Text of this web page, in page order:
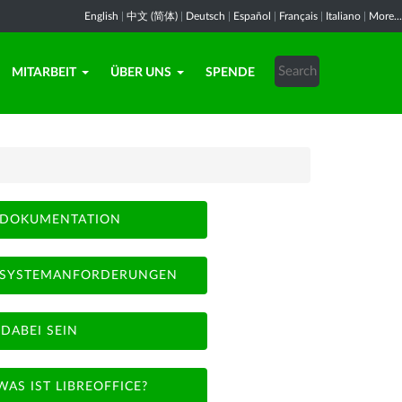
English 中文 (简体) Deutsch Español Français Italiano More...
MITARBEIT ÜBER UNS SPENDE
DOKUMENTATION
SYSTEMANFORDERUNGEN
DABEI SEIN
IST LIBREOFFICE?